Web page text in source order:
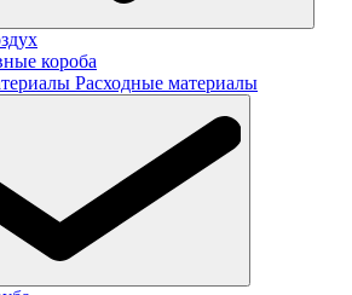
короба
Расходные материалы